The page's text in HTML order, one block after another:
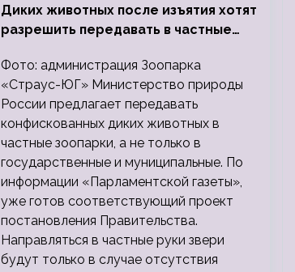
Диких животных после изъятия хотят
разрешить передавать в частные
Фото: администрация Зоопарка
«Страус-ЮГ» Министерство природы
России предлагает передавать
конфискованных диких животных в
частные зоопарки, а не только в
государственные и муниципальные. По
информации «Парламентской газеты»,
уже готов соответствующий проект
постановления Правительства.
Направляться в частные руки звери
будут только в случае отсутствия